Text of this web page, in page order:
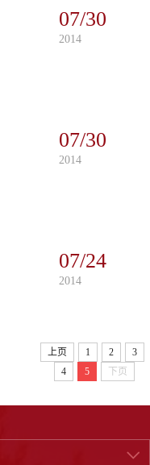
07/30
2014
07/30
2014
07/24
2014
上页 1 2
3
4
5 下页